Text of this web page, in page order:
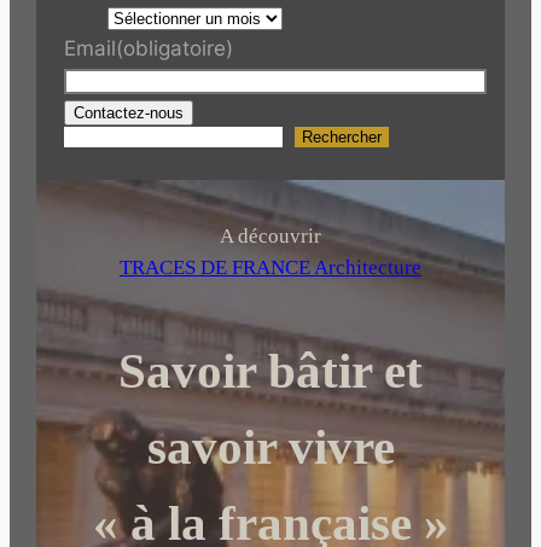
Email(obligatoire)
Contactez-nous
R
r
c
h
r
Rechercher
A découvrir
TRACES DE FRANCE Architecture
Savoir bâtir et
savoir vivre
« à la française »